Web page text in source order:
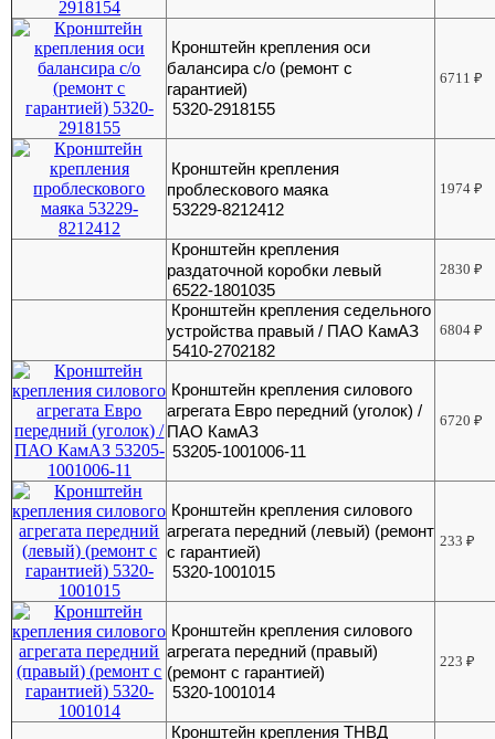
Кронштейн крепления оси
балансира с/о (ремонт с
гарантией)
5320-2918155
6711₽
Кронштейн крепления
проблескового маяка
53229-8212412
1974₽
Кронштейн крепления
раздаточной коробки левый
6522-1801035
2830₽
Кронштейн крепления седельного
устройства правый / ПАО КамАЗ
5410-2702182
6804₽
Кронштейн крепления силового
агрегата Евро передний (уголок) /
ПАО КамАЗ
53205-1001006-11
6720₽
Кронштейн крепления силового
агрегата передний (левый) (ремонт
с гарантией)
5320-1001015
233₽
Кронштейн крепления силового
агрегата передний (правый)
(ремонт с гарантией)
5320-1001014
223₽
Кронштейн крепления ТНВД